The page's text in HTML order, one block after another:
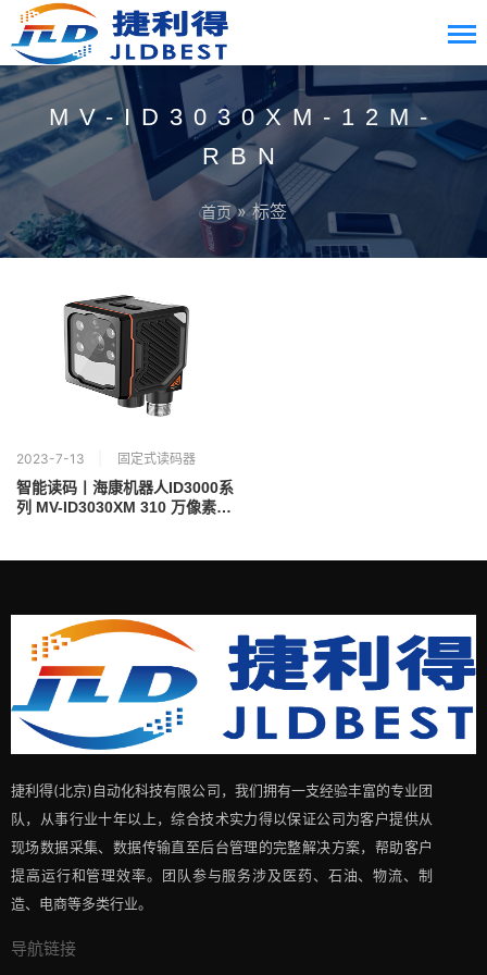
MV-ID3030XM-12M-
RBN
首页 » 标签
2023-7-13 固定式读码器
智能读码丨海康机器人ID3000系
列 MV-ID3030XM 310 万像素高
捷利得(北京)自动化科技有限公司，我们拥有一支经验丰富的专业团
队，从事行业十年以上，综合技术实力得以保证公司为客户提供从
现场数据采集、数据传输直至后台管理的完整解决方案，帮助客户
提高运行和管理效率。团队参与服务涉及医药、石油、物流、制
造、电商等多类行业。
导航链接